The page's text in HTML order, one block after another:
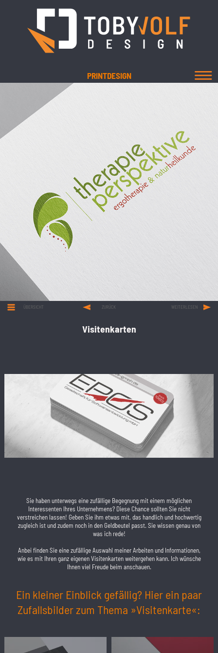
PRINTDESIGN
ÜBERSICHT ZURÜCK WEITERLESEN
Visitenkarten
Sie haben unterwegs eine zufällige Begegnung mit einem möglichen
Interessenten Ihres Unternehmens? Diese Chance sollten Sie nicht
verstreichen lassen! Geben Sie ihm etwas mit, das handlich und hochwertig
zugleich ist und zudem noch in den Geldbeutel passt. Sie wissen genau von
was ich rede!
Anbei finden Sie eine zufällige Auswahl meiner Arbeiten und Informationen,
wie es mit Ihren ganz eigenen Visitenkarten weitergehen kann. Ich wünsche
Ihnen viel Freude beim anschauen.
Ein kleiner Einblick gefällig? Hier ein paar
Zufallsbilder zum Thema »Visitenkarte«: